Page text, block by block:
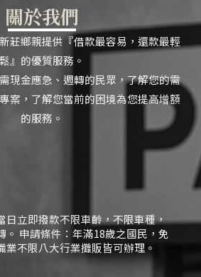
關於我們
莊鄉親提供『借款最容易，還款最輕
鬆』的優質服務。
現金應急、 週轉的民眾，了解您的需
案，了解您當前的困境為您提高增額
的服務。
日立即撥款不限車齡，不限車種，
。 申請條件：年滿18歲之國民，免
業不限八大行業攤販皆可辦理。